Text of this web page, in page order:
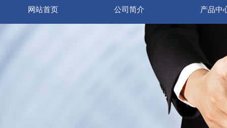
网站首页 公司简介 产品中